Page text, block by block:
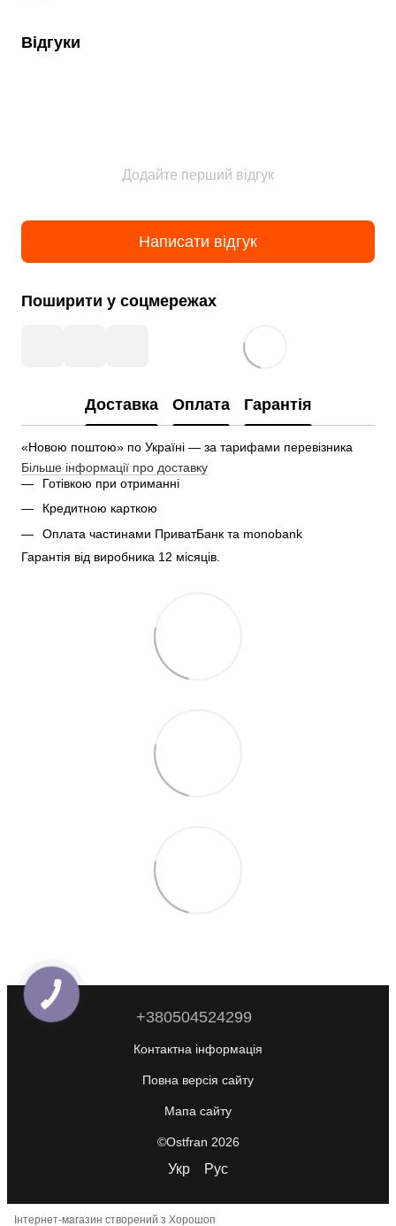
Відгуки
Додайте перший відгук
Написати відгук
Поширити у соцмережах
Доставка Оплата Гарантія
«Новою поштою» по Україні — за тарифами перевізника
Більше інформації про доставку
Готівкою при отриманні
Кредитною карткою
Оплата частинами ПриватБанк та monobank
Гарантія від виробника 12 місяців.
+380504524299
Контактна інформація
Повна версія сайту
Мапа сайту
©Ostfran 2026
Укр Рус
Інтернет-магазин створений з Хорошоп